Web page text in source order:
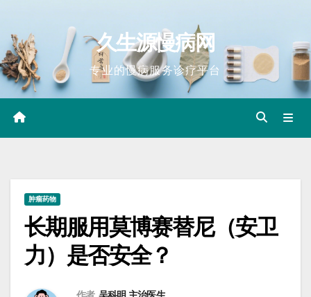
content
久生源慢病网
专业的慢病服务诊疗平台
肿瘤药物
长期服用莫博赛替尼（安卫
力）是否安全？